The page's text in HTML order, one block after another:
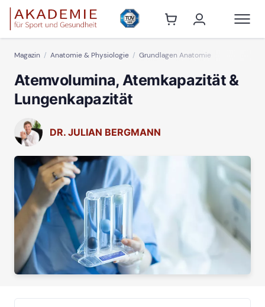
Magazin Anatomie & Physiologie Grundlagen Anatomie
Atemvolumina, Atemkapazität &
Lungenkapazität
DR. JULIAN BERGMANN